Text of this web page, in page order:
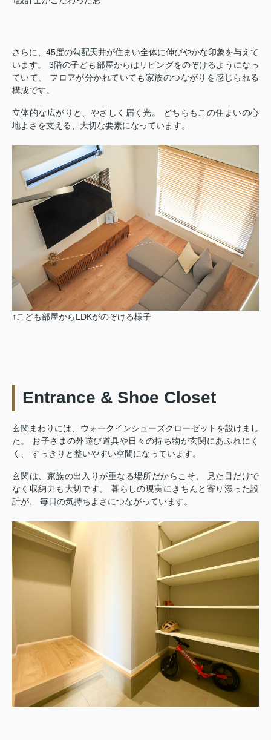
さらに、45度の勾配天井が住まい全体に伸びやかな印象を与えて
います。 3階の子ども部屋からはリビングをのぞけるようになっ
ていて、 フロアが分かれていても家族のつながりを感じられる
構成です。
立体的な広がりと、やさしく届く光。 どちらもこの住まいの心
地よさを支える、大切な要素になっています。
↑こども部屋からLDKがのぞける様子
Entrance & Shoe Closet
玄関まわりには、ウォークインシューズクローゼットを設けまし
た。 お子さまの外遊び道具や日々の持ち物が玄関にあふれにく
く、 すっきりと整いやすい空間になっています。
玄関は、家族の出入りが重なる場所だからこそ、 見た目だけで
なく収納力も大切です。 暮らしの現実にきちんと寄り添った設
計が、 毎日の気持ちよさにつながっています。